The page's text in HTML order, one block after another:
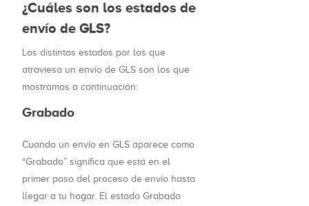
¿Cuáles son los estados de
envío de GLS?
Los distintos estados por los que
atraviesa un envío de GLS son los que
mostramos a continuación:
Grabado
Cuando un envío en GLS aparece como
“Grabado” significa que está en el
primer paso del proceso de envío hasta
llegar a tu hogar. El estado Grabado